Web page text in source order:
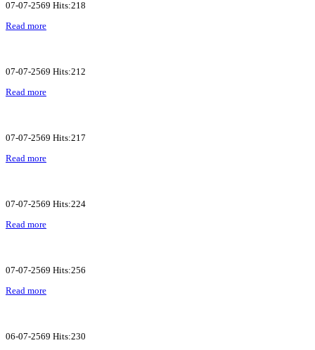
07-07-2569 Hits:218
Read more
07-07-2569 Hits:212
Read more
07-07-2569 Hits:217
Read more
07-07-2569 Hits:224
Read more
07-07-2569 Hits:256
Read more
06-07-2569 Hits:230